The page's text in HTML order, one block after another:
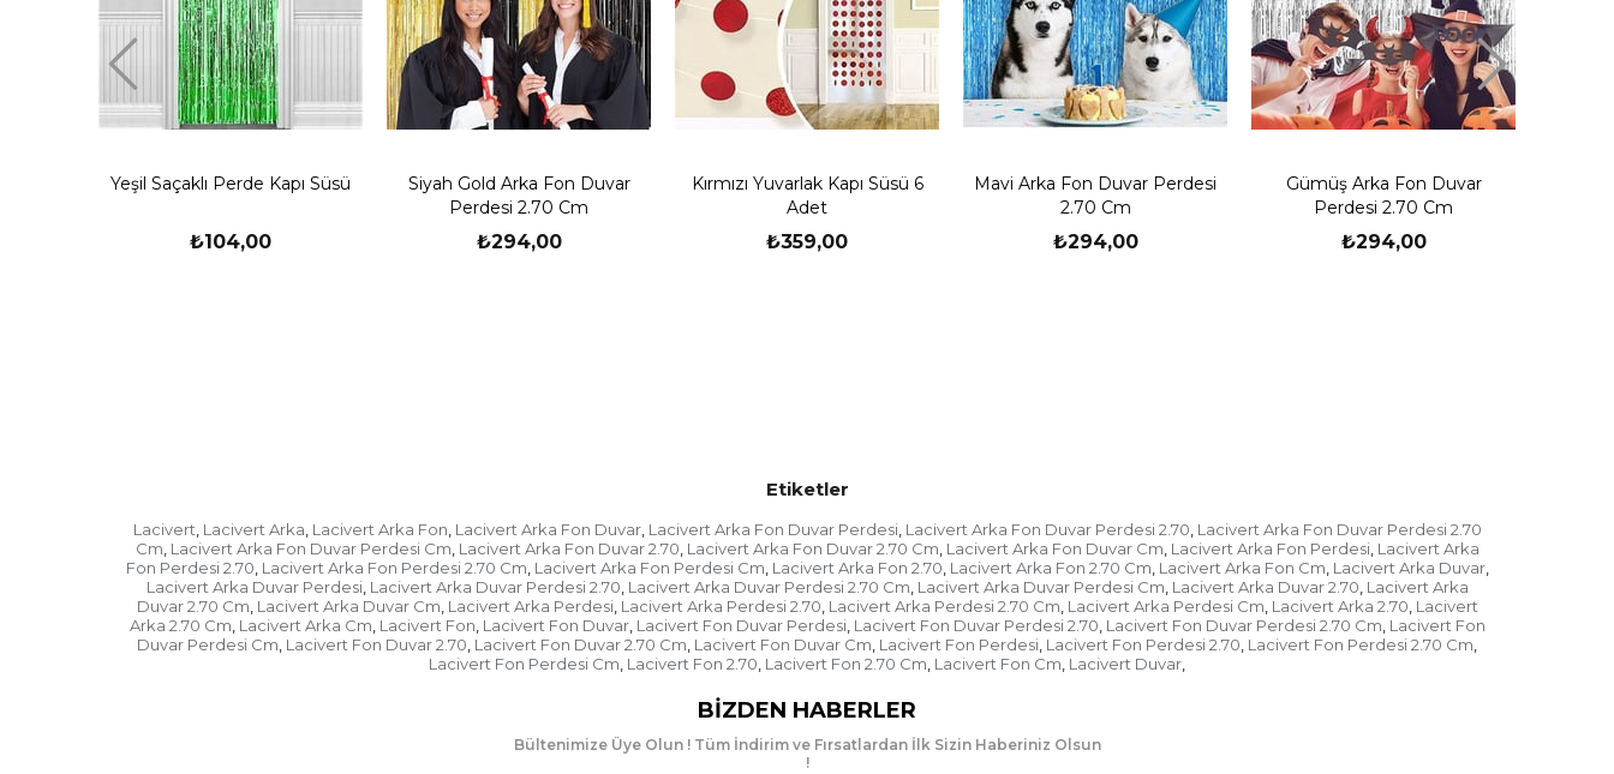
Yeşil Saçaklı Perde Kapı Süsü
₺104,00
Siyah Gold Arka Fon Duvar
Perdesi 2.70 Cm
₺294,00
Kırmızı Yuvarlak Kapı Süsü 6
Adet
₺359,00
Mavi Arka Fon Duvar Perdesi
2.70 Cm
₺294,00
Gümüş Arka Fon Duvar
Perdesi 2.70 Cm
₺294,00
Etiketler
Lacivert, Lacivert Arka, Lacivert Arka Fon, Lacivert Arka Fon Duvar, Lacivert Arka Fon Duvar Perdesi, Lacivert Arka Fon Duvar Perdesi 2.70, Lacivert Arka Fon Duvar Perdesi 2.70
Cm, Lacivert Arka Fon Duvar Perdesi Cm, Lacivert Arka Fon Duvar 2.70, Lacivert Arka Fon Duvar 2.70 Cm, Lacivert Arka Fon Duvar Cm, Lacivert Arka Fon Perdesi, Lacivert Arka
Fon Perdesi 2.70, Lacivert Arka Fon Perdesi 2.70 Cm, Lacivert Arka Fon Perdesi Cm, Lacivert Arka Fon 2.70, Lacivert Arka Fon 2.70 Cm, Lacivert Arka Fon Cm, Lacivert Arka Duvar,
Lacivert Arka Duvar Perdesi, Lacivert Arka Duvar Perdesi 2.70, Lacivert Arka Duvar Perdesi 2.70 Cm, Lacivert Arka Duvar Perdesi Cm, Lacivert Arka Duvar 2.70, Lacivert Arka
Duvar 2.70 Cm, Lacivert Arka Duvar Cm, Lacivert Arka Perdesi, Lacivert Arka Perdesi 2.70, Lacivert Arka Perdesi 2.70 Cm, Lacivert Arka Perdesi Cm, Lacivert Arka 2.70, Lacivert
Arka 2.70 Cm, Lacivert Arka Cm, Lacivert Fon, Lacivert Fon Duvar, Lacivert Fon Duvar Perdesi, Lacivert Fon Duvar Perdesi 2.70, Lacivert Fon Duvar Perdesi 2.70 Cm, Lacivert Fon
Duvar Perdesi Cm, Lacivert Fon Duvar 2.70, Lacivert Fon Duvar 2.70 Cm, Lacivert Fon Duvar Cm, Lacivert Fon Perdesi, Lacivert Fon Perdesi 2.70, Lacivert Fon Perdesi 2.70 Cm,
Lacivert Fon Perdesi Cm, Lacivert Fon 2.70, Lacivert Fon 2.70 Cm, Lacivert Fon Cm, Lacivert Duvar,
BIZDEN HABERLER
Bültenimize Üye Olun ! Tüm İndirim ve Fırsatlardan İlk Sizin Haberiniz Olsun
!